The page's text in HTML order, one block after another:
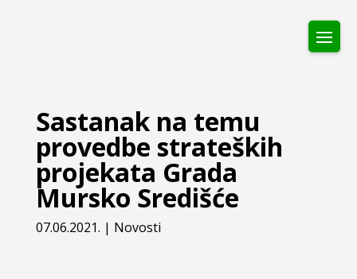
Sastanak na temu
provedbe strateških
projekata Grada
Mursko Središće
07.06.2021. | Novosti